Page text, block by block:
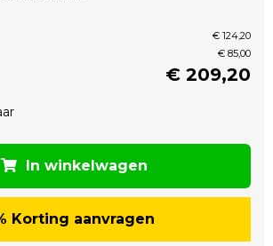
€ 124,20
€ 85,00
€ 209,20
In winkelwagen
Korting aanvragen